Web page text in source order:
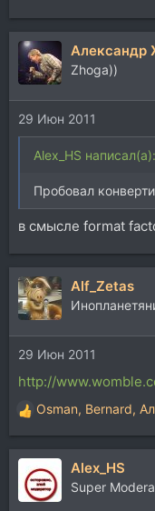
Александр
Zhoga))
29 Июн 2011
Alex_HS написал(а):
Пробовал
в смысле format
Alf_Zetas
29 Июн 2011
http://
Р
е
а
ц
и
Osman, Bernard,
Alex_HS
Super